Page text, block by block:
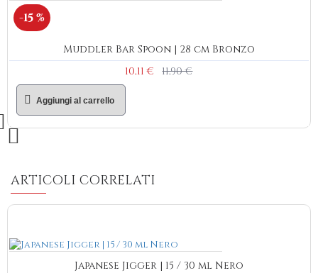
-15 %
Muddler Bar Spoon | 28 cm Bronzo
10,11 €
11,90 €
Aggiungi al carrello
ARTICOLI CORRELATI
Japanese Jigger | 15 / 30 ml Nero